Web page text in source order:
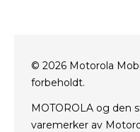
Rescue and Smart
Vilkår for bruk
Nettside personvern
© 2026 Motorola
forbeholdt.
MOTOROLA og den
varemerker av